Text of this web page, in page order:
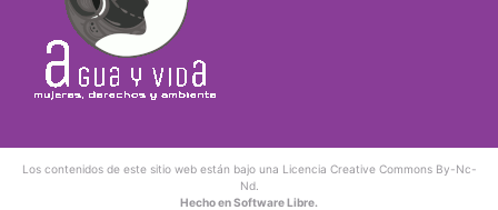
Los contenidos de este sitio web están bajo una Licencia Creative Commons By-Nc-
Nd.
Hecho en Software Libre.